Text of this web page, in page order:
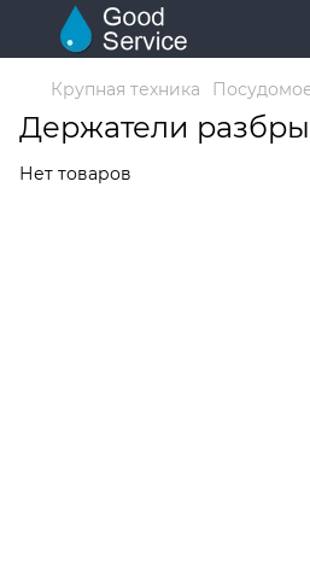
Крупная техника
Держатели
Нет товаров